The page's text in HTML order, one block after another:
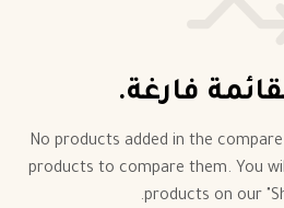
فارغة.
No products added in the
products to compare them. You
products on our